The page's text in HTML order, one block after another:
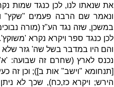
את שנאתו לנו,לכן כנגד שמות
ונאמר שם הרבה פעמים "שקץ" ו
במשכן, שזה נגד הע"ז(מורה
לכן כנגד ספר ויקרא נקרא 'משוקץ'.
והם היו במדבר בשל שה' גזר שלא
נכנס לארץ(שחרם זה שבועה: 'א
[תנחומא "וישב" אות ב]); וכן זה
הירש; ויקרא כז,כח), שכך לא